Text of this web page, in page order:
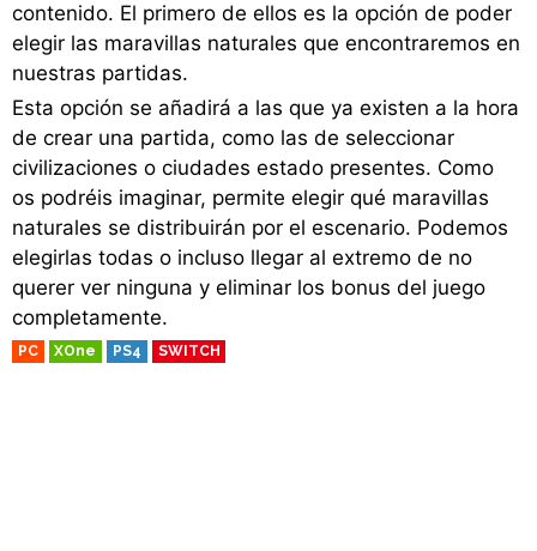
contenido. El primero de ellos es la opción de poder
elegir las maravillas naturales que encontraremos en
nuestras partidas.
Esta opción se añadirá a las que ya existen a la hora
de crear una partida, como las de seleccionar
civilizaciones o ciudades estado presentes. Como
os podréis imaginar, permite elegir qué maravillas
naturales se distribuirán por el escenario. Podemos
elegirlas todas o incluso llegar al extremo de no
querer ver ninguna y eliminar los bonus del juego
completamente.
PC XOne PS4 SWITCH